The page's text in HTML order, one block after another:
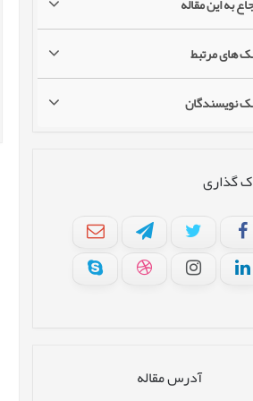
های مرتبط
نویسندگان
گذاری
آدرس مقاله